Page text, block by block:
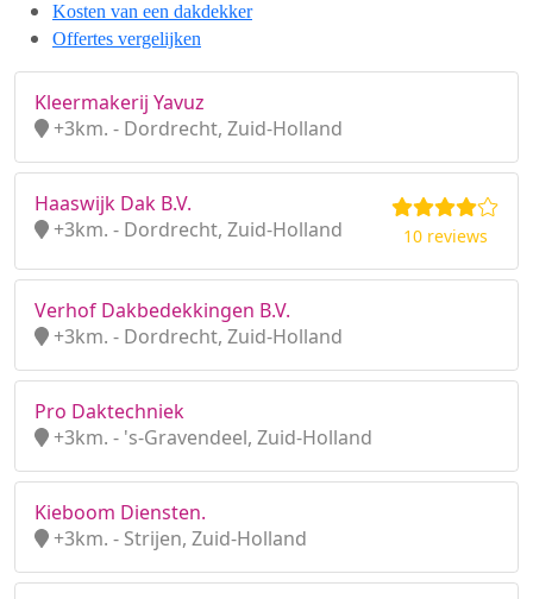
Kosten van een dakdekker
Offertes vergelijken
Kleermakerij Yavuz
+3km. - Dordrecht, Zuid-Holland
Haaswijk Dak B.V.
+3km. - Dordrecht, Zuid-Holland
10 reviews
Verhof Dakbedekkingen B.V.
+3km. - Dordrecht, Zuid-Holland
Pro Daktechniek
+3km. - 's-Gravendeel, Zuid-Holland
Kieboom Diensten.
+3km. - Strijen, Zuid-Holland